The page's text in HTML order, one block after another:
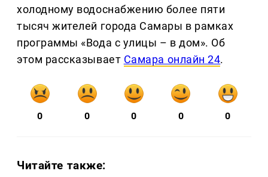
холодному водоснабжению более пяти
тысяч жителей города Самары в рамках
программы «Вода с улицы – в дом». Об
этом рассказывает Самара онлайн 24.
0 0 0 0 0
Читайте также: